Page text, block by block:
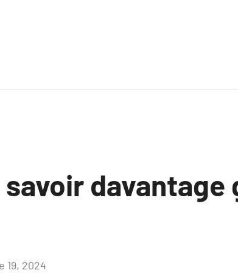
davantage
19, 2024